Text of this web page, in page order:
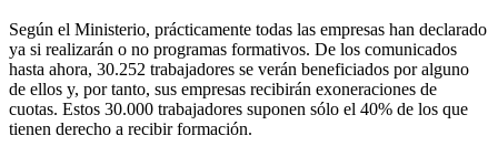
Según el Ministerio, prácticamente todas las empresas han declarado
ya si realizarán o no programas formativos. De los comunicados
hasta ahora, 30.252 trabajadores se verán beneficiados por alguno
de ellos y, por tanto, sus empresas recibirán exoneraciones de
cuotas. Estos 30.000 trabajadores suponen sólo el 40% de los que
tienen derecho a recibir formación.